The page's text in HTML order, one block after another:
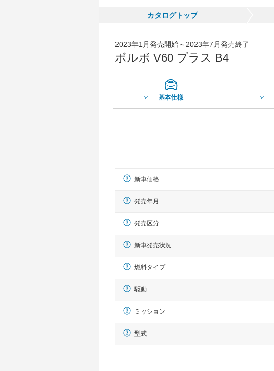
カタログトップ
2023年1月発売開始～2023年7月発売終了
ボルボ V60 プラス B4
基本仕様
新車価格
発売年月
発売区分
新車発売状況
燃料タイプ
駆動
ミッション
型式